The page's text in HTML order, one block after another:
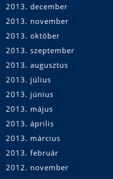
2013. december
2013. november
2013. október
2013. szeptember
2013. augusztus
2013. július
2013. június
2013. május
2013. április
2013. március
2013. február
2012. november